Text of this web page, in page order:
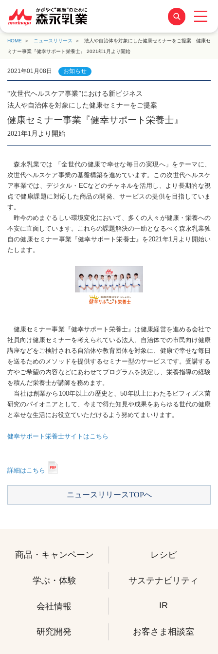
HOME ニュースリリース
法人や自治体を対象にした健康セミナーをご提案 健康セ
ミナー事業『健幸サポート栄養士』 2021年1月より開始
2021年01月08日 お知らせ
“次世代ヘルスケア事業”における新ビジネス
法人や自治体を対象にした健康セミナーをご提案
健康セミナー事業『健幸サポート栄養士』
2021年1月より開始
森永乳業では 「全世代の健康で幸せな毎日の実現へ」をテーマに、
次世代ヘルスケア事業の基盤構築を進めています。この次世代ヘルスケ
ア事業では、デジタル・ECなどのチャネルを活用し、より長期的な視
点で健康課題に対応した商品の開発、サービスの提供を目指していま
す。
昨今のめまぐるしい環境変化において、多くの人々が健康・栄養への
不安に直面しています。これらの課題解決の一助となるべく森永乳業独
自の健康セミナー事業『健幸サポート栄養士』を2021年1月より開始い
たします。
健康セミナー事業『健幸サポート栄養士』は健康経営を進める会社で
社員向け健康セミナーを考えられている法人、自治体での市民向け健康
講座などをご検討される自治体や教育団体を対象に、健康で幸せな毎日
を送るためのメソッドを提供するセミナー型のサービスです。受講する
方やご希望の内容などにあわせてプログラムを決定し、栄養指導の経験
を積んだ栄養士が講師を務めます。
当社は創業から100年以上の歴史と、50年以上にわたるビフィズス菌
研究のパイオニアとして、今まで得た知見や成果をあらゆる世代の健康
と幸せな生活にお役立ていただけるよう努めてまいります。
健幸サポート栄養士サイトはこちら
詳細はこちら
ニュースリリースTOPへ
商品・キャンペーン レシピ
学ぶ・体験 サステナビリティ
会社情報 IR
研究開発 お客さま相談室